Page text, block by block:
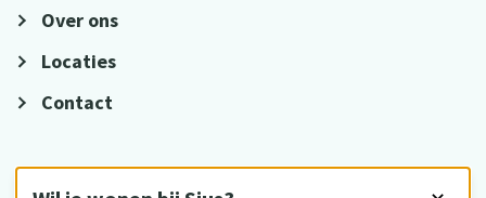
Over ons
Locaties
Contact